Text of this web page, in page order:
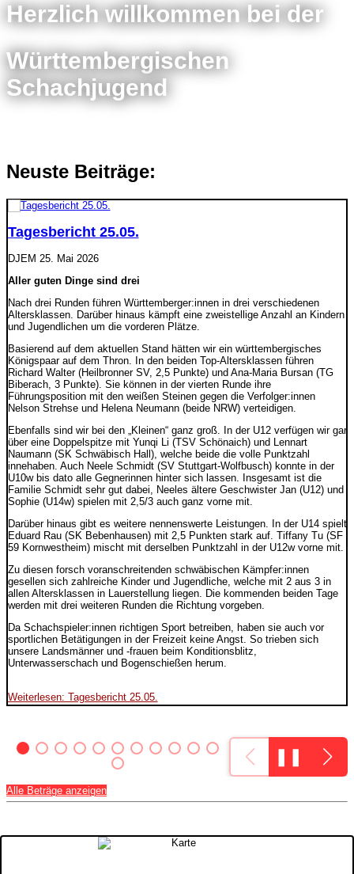
Herzlich willkommen bei der
Württembergischen
Schachjugend
Neuste Beiträge:
Tagesbericht 25.05.
DJEM 25. Mai 2026
Aller guten Dinge sind drei
Nach drei Runden führen Württemberger:innen in drei verschiedenen
Altersklassen. Darüber hinaus kämpft eine zweistellige Anzahl an Kindern
und Jugendlichen um die vorderen Plätze.
Basierend auf dem aktuellen Stand hätten wir ein württembergisches
Königspaar auf dem Thron. In den beiden Top-Altersklassen führen
Richard Walter (Heilbronner SV, 2,5 Punkte) und Ana-Maria Bursan (TG
Biberach, 3 Punkte). Sie können in der vierten Runde ihre
Führungsposition mit den weißen Steinen gegen die Verfolger:innen
Nelson Strehse und Helena Neumann (beide NRW) verteidigen.
Ebenfalls sind wir bei den „Kleinen“ ganz groß. In der U12 verfügen wir gar
über eine Doppelspitze mit Yunqi Li (TSV Schönaich) und Lennart
Naumann (SK Schwäbisch Hall), welche beide die volle Punktzahl
innehaben. Auch Neele Schmidt (SV Stuttgart-Wolfbusch) konnte in der
U10w bis dato alle Gegnerinnen hinter sich lassen. Insgesamt ist die
Familie Schmidt sehr gut dabei, Neeles ältere Geschwister Jan (U12) und
Sophie (U14w) spielen mit 2,5/3 auch ganz vorne mit.
Darüber hinaus gibt es weitere nennenswerte Leistungen. In der U14 spielt
Eduard Rau (SK Bebenhausen) mit 2,5 Punkten stark auf. Tiffany Tu (SF
59 Kornwestheim) mischt mit derselben Punktzahl in der U12w vorne mit.
Zu diesen forsch voranschreitenden schwäbischen Kämpfer:innen
gesellen sich zahlreiche Kinder und Jugendliche, welche mit 2 aus 3 in
allen Altersklassen in Lauerstellung liegen. Die kommenden beiden Tage
werden mit drei weiteren Runden die Richtung vorgeben.
Da Schachspieler:innen richtigen Sport betreiben, haben sie auch vor
sportlichen Betätigungen in der Freizeit keine Angst. So trieben sich
unsere Landsmänner und -frauen beim Konditionsblitz,
Unterwasserschach und Bogenschießen herum.
Weiterlesen: Tagesbericht 25.05.
❚❚
Alle Beträge anzeigen